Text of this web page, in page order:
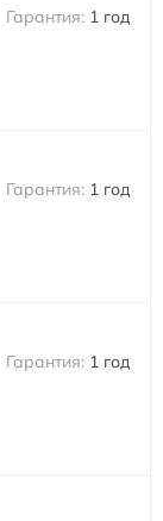
1 год
1 год
1 год